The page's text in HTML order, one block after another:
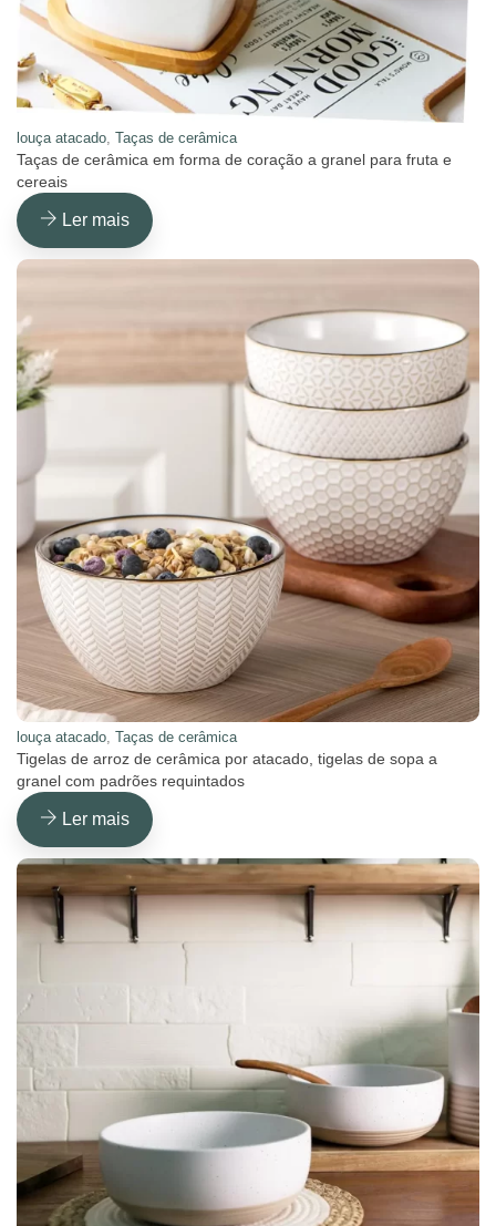
louça atacado, Taças de cerâmica
Taças de cerâmica em forma de coração a granel para fruta e
cereais
Ler mais
louça atacado, Taças de cerâmica
Tigelas de arroz de cerâmica por atacado, tigelas de sopa a
granel com padrões requintados
Ler mais